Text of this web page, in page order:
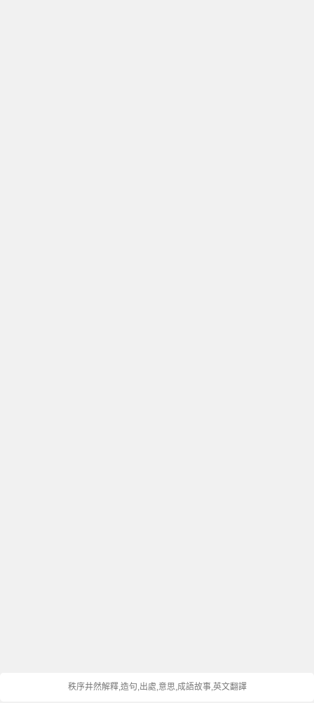
秩序井然解釋,造句,出處,意思,成語故事,英文翻譯